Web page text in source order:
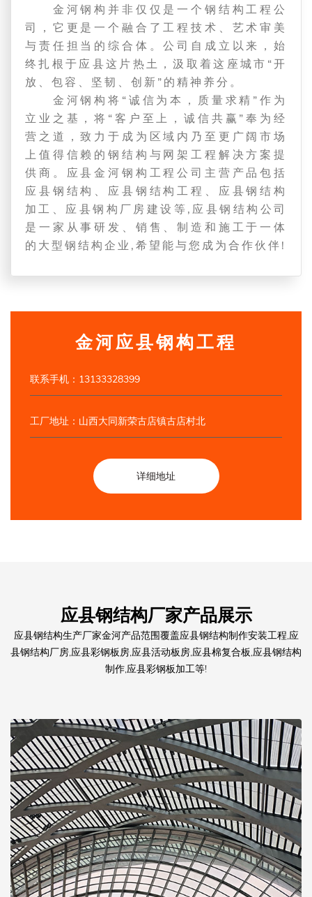
金河钢构并非仅仅是一个钢结构工程公
司，它更是一个融合了工程技术、艺术审美
与责任担当的综合体。公司自成立以来，始
终扎根于应县这片热土，汲取着这座城市“开
放、包容、坚韧、创新”的精神养分。
金河钢构将“诚信为本，质量求精”作为
立业之基，将“客户至上，诚信共赢”奉为经
营之道，致力于成为区域内乃至更广阔市场
上值得信赖的钢结构与网架工程解决方案提
供商。应县金河钢构工程公司主营产品包括
应县钢结构、应县钢结构工程、应县钢结构
加工、应县钢构厂房建设等,应县钢结构公司
是一家从事研发、销售、制造和施工于一体
的大型钢结构企业,希望能与您成为合作伙伴!
金河应县钢构工程
联系手机：13133328399
工厂地址：山西大同新荣古店镇古店村北
详细地址
应县钢结构厂家产品展示
应县钢结构生产厂家金河产品范围覆盖应县钢结构制作安装工程,应
县钢结构厂房,应县彩钢板房,应县活动板房,应县棉复合板,应县钢结构
制作,应县彩钢板加工等!